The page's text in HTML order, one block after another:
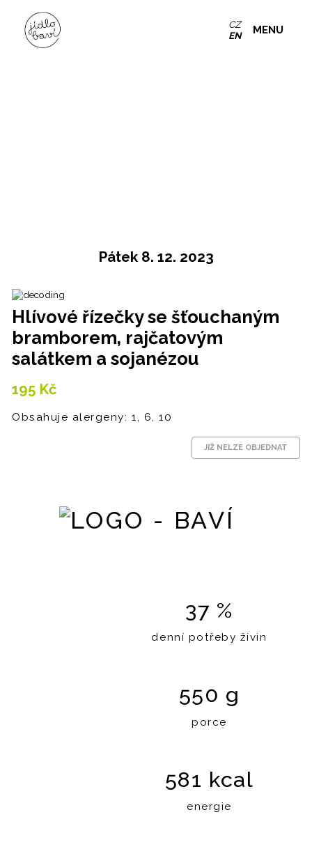
CZ
EN
MENU
Pátek 8. 12. 2023
Hlívové řízečky se šťouchaným
bramborem, rajčatovým
salátkem a sojanézou
195 Kč
Obsahuje alergeny: 1, 6, 10
JIŽ NELZE OBJEDNAT
37 %
denní potřeby živin
550 g
porce
581 kcal
energie